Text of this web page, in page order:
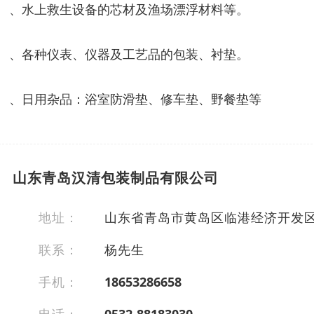
、水上救生设备的芯材及渔场漂浮材料等。
、各种仪表、仪器及工艺品的包装、衬垫。
、日用杂品：浴室防滑垫、修车垫、野餐垫等
山东青岛汉清包装制品有限公司
地址：
山东省青岛市黄岛区临港经济开发
联系：
杨先生
手机：
18653286658